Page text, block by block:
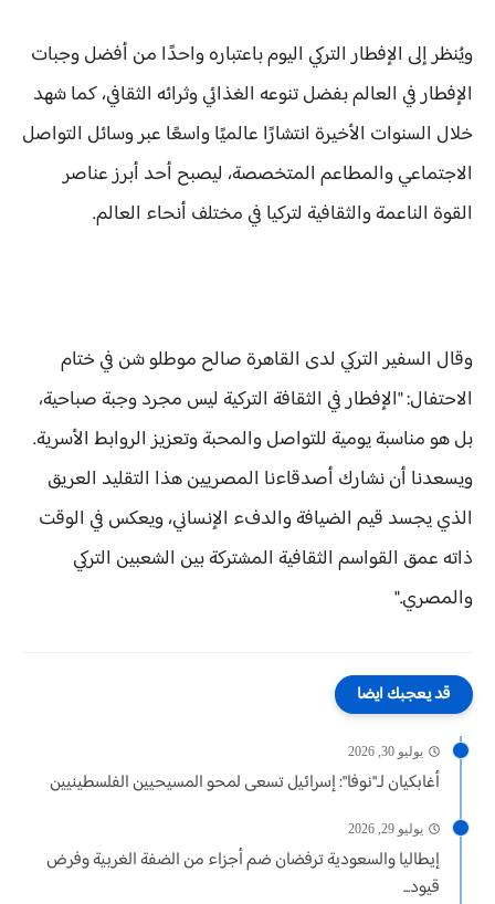
ويُنظر إلى الإفطار التركي اليوم باعتباره واحدًا من أفضل وجبات
الإفطار في العالم بفضل تنوعه الغذائي وثرائه الثقافي، كما شهد
خلال السنوات الأخيرة انتشارًا عالميًا واسعًا عبر وسائل التواصل
الاجتماعي والمطاعم المتخصصة، ليصبح أحد أبرز عناصر
القوة الناعمة والثقافية لتركيا في مختلف أنحاء العالم.
وقال السفير التركي لدى القاهرة صالح موطلو شن في ختام
الاحتفال: "الإفطار في الثقافة التركية ليس مجرد وجبة صباحية،
بل هو مناسبة يومية للتواصل والمحبة وتعزيز الروابط الأسرية.
ويسعدنا أن نشارك أصدقاءنا المصريين هذا التقليد العريق
الذي يجسد قيم الضيافة والدفء الإنساني، ويعكس في الوقت
ذاته عمق القواسم الثقافية المشتركة بين الشعبين التركي
والمصري."
قد يعجبك ايضا
يوليو 30, 2026
أغابكيان لـ"نوفا": إسرائيل تسعى لمحو المسيحيين الفلسطينيين
يوليو 29, 2026
إيطاليا والسعودية ترفضان ضم أجزاء من الضفة الغربية وفرض
قيود...